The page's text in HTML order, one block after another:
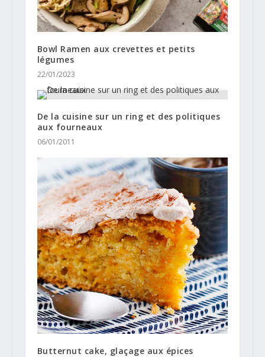
Bowl Ramen aux crevettes et petits
légumes
22/01/2023
De la cuisine sur un ring et des politiques
aux fourneaux
06/01/2011
Butternut cake, glaçage aux épices